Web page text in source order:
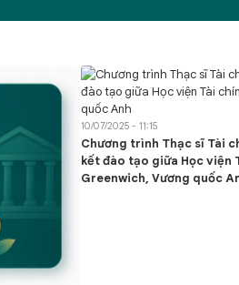
10/07/2025 - 11:15
Chương trình Thạc sĩ Tài
kết đào tạo giữa Học viện
Greenwich, Vương quốc